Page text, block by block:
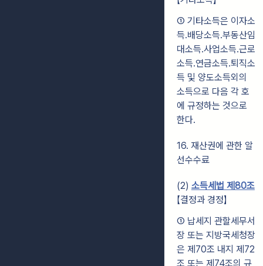
① 기타소득은 이자소
득․배당소득․부동산임
대소득․사업소득․근로
소득․연금소득․퇴직소
득 및 양도소득외의
소득으로 다음 각 호
에 규정하는 것으로
한다.
16. 재산권에 관한 알
선수수료
(2) 소득세법 제80조
【결정과 경정】
① 납세지 관할세무서
장 또는 지방국세청장
은 제70조 내지 제72
조 또는 제74조의 규